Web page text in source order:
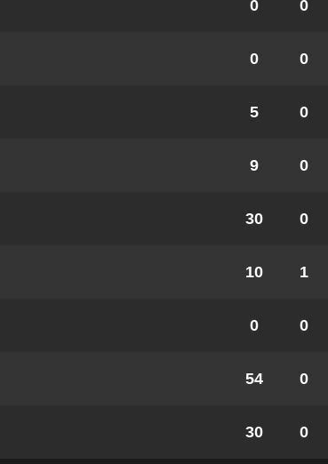
0 0
0 0
5 0
9 0
30 0
10 1
0 0
54 0
30 0